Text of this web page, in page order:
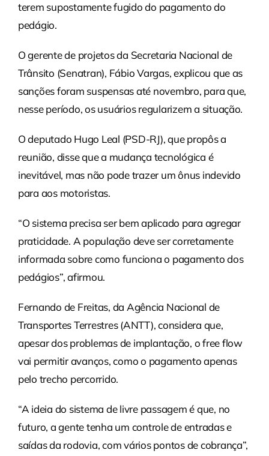
terem supostamente fugido do pagamento do
pedágio.
O gerente de projetos da Secretaria Nacional de
Trânsito (Senatran), Fábio Vargas, explicou que as
sanções foram suspensas até novembro, para que,
nesse período, os usuários regularizem a situação.
O deputado Hugo Leal (PSD-RJ), que propôs a
reunião, disse que a mudança tecnológica é
inevitável, mas não pode trazer um ônus indevido
para aos motoristas.
“O sistema precisa ser bem aplicado para agregar
praticidade. A população deve ser corretamente
informada sobre como funciona o pagamento dos
pedágios”, afirmou.
Fernando de Freitas, da Agência Nacional de
Transportes Terrestres (ANTT), considera que,
apesar dos problemas de implantação, o free flow
vai permitir avanços, como o pagamento apenas
pelo trecho percorrido.
“A ideia do sistema de livre passagem é que, no
futuro, a gente tenha um controle de entradas e
saídas da rodovia, com vários pontos de cobrança”,